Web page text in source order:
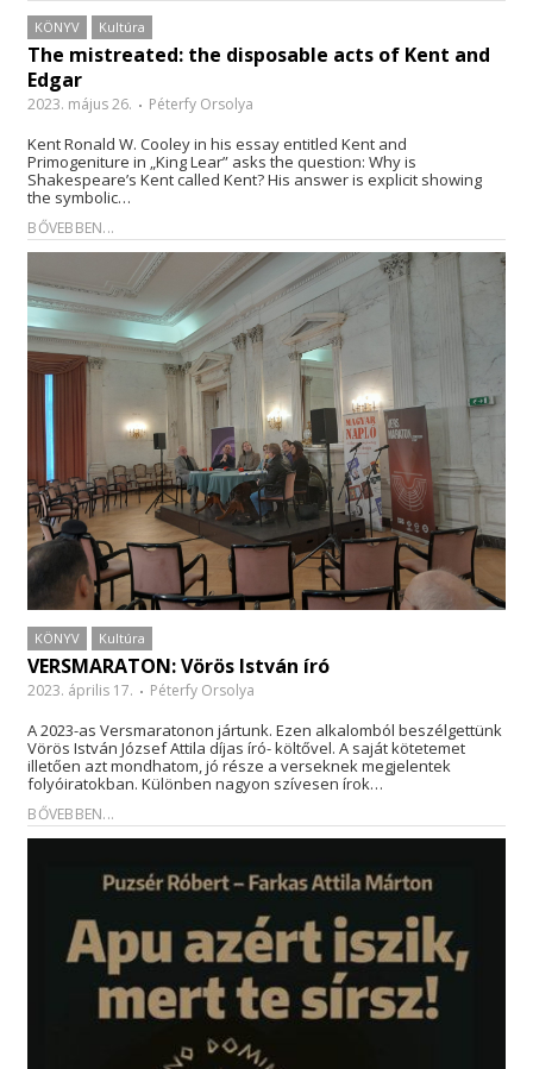
KÖNYV Kultúra
The mistreated: the disposable acts of Kent and
Edgar
2023. május 26. Péterfy Orsolya
Kent Ronald W. Cooley in his essay entitled Kent and
Primogeniture in „King Lear” asks the question: Why is
Shakespeare’s Kent called Kent? His answer is explicit showing
the symbolic…
BŐVEBBEN...
KÖNYV Kultúra
VERSMARATON: Vörös István író
2023. április 17. Péterfy Orsolya
A 2023-as Versmaratonon jártunk. Ezen alkalomból beszélgettünk
Vörös István József Attila díjas író- költővel. A saját kötetemet
illetően azt mondhatom, jó része a verseknek megjelentek
folyóiratokban. Különben nagyon szívesen írok…
BŐVEBBEN...